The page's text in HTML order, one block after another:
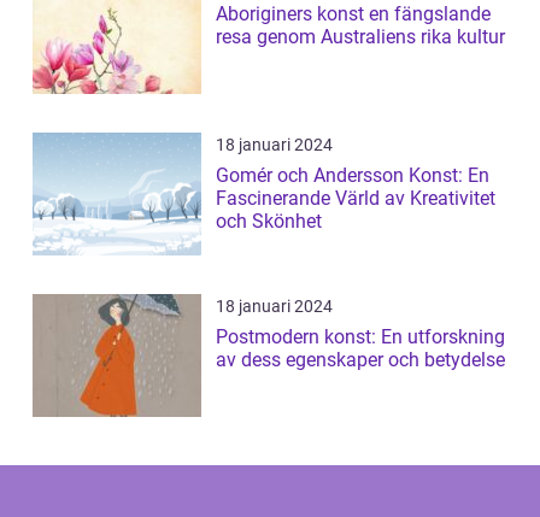
Aboriginers konst en fängslande
resa genom Australiens rika kultur
18 januari 2024
Gomér och Andersson Konst: En
Fascinerande Värld av Kreativitet
och Skönhet
18 januari 2024
Postmodern konst: En utforskning
av dess egenskaper och betydelse